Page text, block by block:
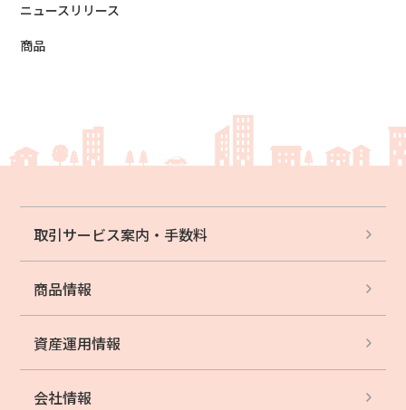
ニュースリリース
商品
取引サービス案内・ 手数料
商品情報
資産運用情報
会社情報